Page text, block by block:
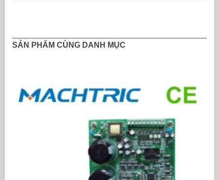
SẢN PHẨM CÙNG DANH MỤC